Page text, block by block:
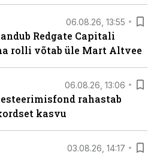
06.08.26, 13:55
Redgate Capitali
rolli võtab üle Mart Altvee
06.08.26, 13:06
rahastab
kasvu
03.08.26, 14:17